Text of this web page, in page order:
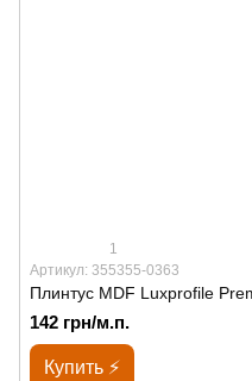
1
Артикул: 355355-0363
Плинтус MDF Luxprofile
142 грн/м.п.
Купить ⚡